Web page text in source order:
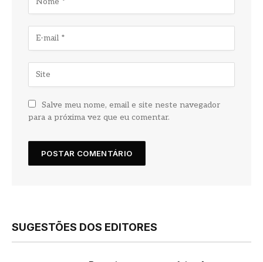
Salve meu nome, email e site neste navegador
para a próxima vez que eu comentar.
SUGESTÕES DOS EDITORES